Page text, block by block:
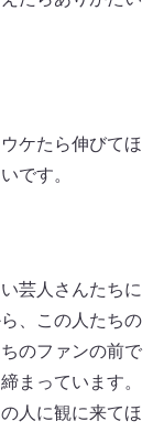
ケたら伸びてほ
です。
芸人さんたちに
、この人たちの
のファンの前で
まっています。
人に観に来てほ